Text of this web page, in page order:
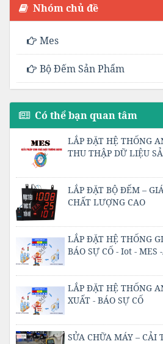
Nhóm chủ đề
Mes
Bộ Đếm Sản Phẩm
Có thể bạn quan tâm
LẮP ĐẶT HỆ THỐNG
THU THẬP DỮ LIỆU
LẮP ĐẶT BỘ ĐẾM –
CHẤT LƯỢNG CAO
LẮP ĐẶT HỆ THỐNG
BÁO SỰ CỐ - Iot - MES
LẮP ĐẶT HỆ THỐNG
XUẤT - BÁO SỰ CỐ
SỬA CHỮA MÁY – CẢI